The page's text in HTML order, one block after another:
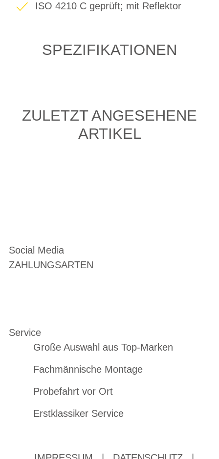
ISO 4210 C geprüft; mit Reflektor
SPEZIFIKATIONEN
ZULETZT ANGESEHENE
ARTIKEL
Social Media
ZAHLUNGSARTEN
Service
Große Auswahl aus Top-Marken
Fachmännische Montage
Probefahrt vor Ort
Erstklassiker Service